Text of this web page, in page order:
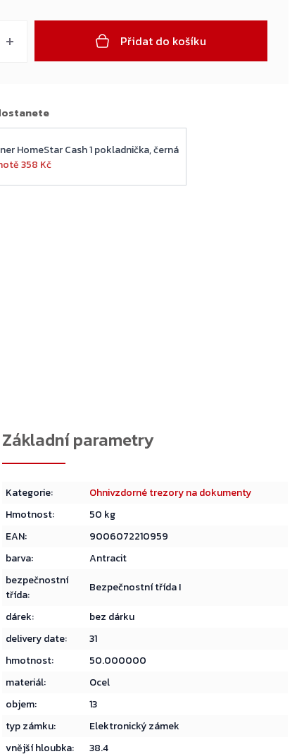
Přidat do košíku
HomeStar Cash 1 pokladnička, černá
358 Kč
Kategorie:
Ohnivzdorné trezory na dokumenty
Hmotnost:
50 kg
EAN:
9006072210959
barva:
Antracit
bezpečnostní
třída:
Bezpečnostní třída I
dárek:
bez dárku
delivery date:
31
hmotnost:
50.000000
materiál:
Ocel
objem:
13
typ zámku:
Elektronický zámek
vnější hloubka: 38.4